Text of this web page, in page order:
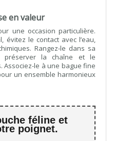
en valeur
une occasion particulière.
évitez le contact avec l’eau,
Rangez-le dans sa
préserver la chaîne et le
le à une bague fine
un ensemble harmonieux
féline et
poignet.